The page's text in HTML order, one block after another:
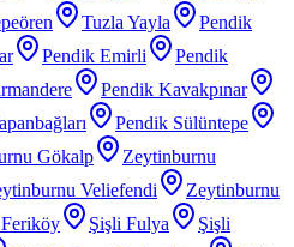
Tuzla Yayla
Pendik
Pendik Emirli
Pendik
Pendik Kavakpınar
Pendik Sülüntepe
Gökalp
Zeytinburnu
Veliefendi
Zeytinburnu
Şişli Fulya
Şişli